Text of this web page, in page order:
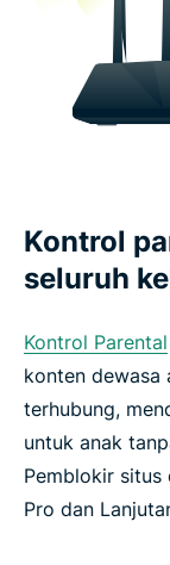
Kontrol
seluruh
Kontrol Parental
konten dewasa
terhubung,
untuk anak
Pemblokir
Pro dan